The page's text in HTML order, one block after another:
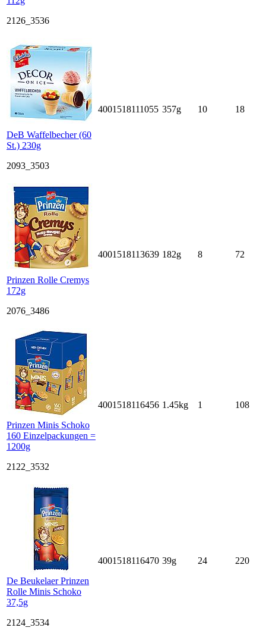
2126_3536
DeB Waffelbecher (60
St.) 230g
2093_3503
4001518111055 357g 10 18
Prinzen Rolle Cremys
172g
2076_3486
4001518113639 182g 8 72
Prinzen Minis Schoko
160 Einzelpackungen =
1200g
2122_3532
4001518116456 1.45kg 1 108
De Beukelaer Prinzen
Rolle Minis Schoko
37,5g
2124_3534
4001518116470 39g 24 220